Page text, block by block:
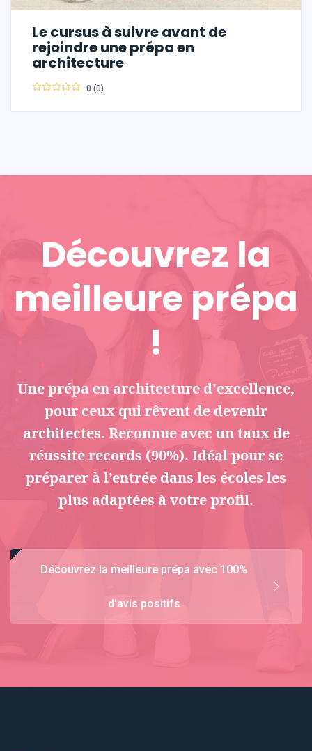
Le cursus à suivre avant de
rejoindre une prépa en
architecture
0 (0)
Découvrez la
meilleure prépa
!
Une prépa en architecture d'excellence,
pour ceux qui rêvent de devenir
architectes. Reconnue avec un taux de
réussite records (90%). Idéal pour se
préparer à l’entrée dans les écoles les
plus adaptées à votre profil.
Découvrez la meilleure prépa avec 100%
d'avis positifs